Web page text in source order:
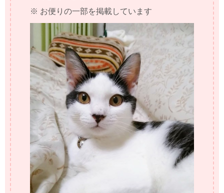
※ お便りの一部を掲載しています